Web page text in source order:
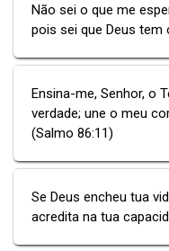
Não sei o que me
pois sei que Deus tem
Ensina-me, Senhor, o
verdade; une o meu
(Salmo 86:11)
Se Deus encheu tua
acredita na tua